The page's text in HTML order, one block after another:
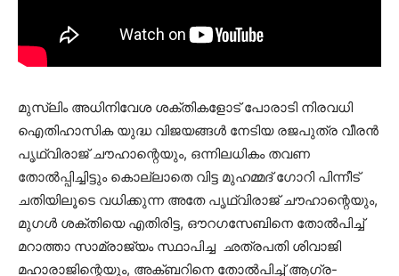
മുസ്ലിം അധിനിവേശ ശക്തികളോട് പോരാടി നിരവധി
ഐതിഹാസിക യുദ്ധ വിജയങ്ങൾ നേടിയ രജപുത്ര വീരൻ
പൃഥ്വിരാജ് ചൗഹാന്റെയും, ഒന്നിലധികം തവണ
തോൽപ്പിച്ചിട്ടും കൊല്ലാതെ വിട്ട മുഹമ്മദ് ഗോറി പിന്നീട്
ചതിയിലൂടെ വധിക്കുന്ന അതേ പൃഥ്വിരാജ് ചൗഹാന്റെയും,
മുഗൾ ശക്തിയെ എതിരിട്ട, ഔറഗസേബിനെ തോൽപിച്ച്
മറാത്താ സാമ്രാജ്യം സ്ഥാപിച്ച ഛത്രപതി ശിവാജി
മഹാരാജിന്റെയും, അക്ബറിനെ തോൽപിച്ച് ആഗ്ര-